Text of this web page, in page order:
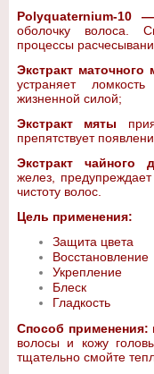
Polyquaternium-10
оболочку волоса.
процессы
Экстракт маточного
устраняет
жизненной силой;
Экстракт мяты
препятствует
Экстракт чайного
желез,
чистоту волос.
Цель применения:
Защита цвета
Восстановление
Укрепление
Блеск
Гладкость
Способ применения:
волосы и кожу
тщательно смойте